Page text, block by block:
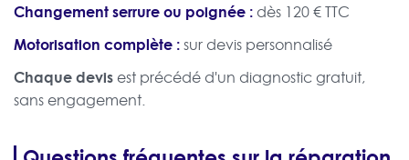
Changement serrure ou poignée : dès 120 € TTC
Motorisation complète :sur devis personnalisé
Chaque devis est précédé d'un diagnostic gratuit,
sans engagement.